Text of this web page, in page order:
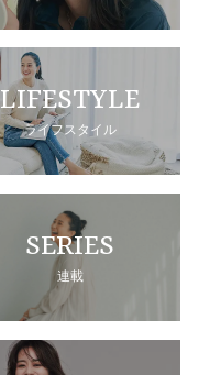
LIFESTYLE
ライフスタイル
SERIES
連載